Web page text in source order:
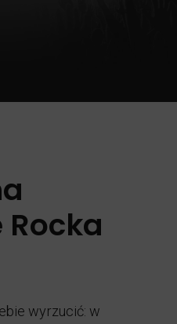
wyrzucić: w